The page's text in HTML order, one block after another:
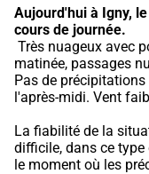
Aujourd'hui à Igny,
cours de journée.
matinée, passages
Pas de
l'après-midi. Vent
La fiabilité de la
difficile, dans ce
le moment où les